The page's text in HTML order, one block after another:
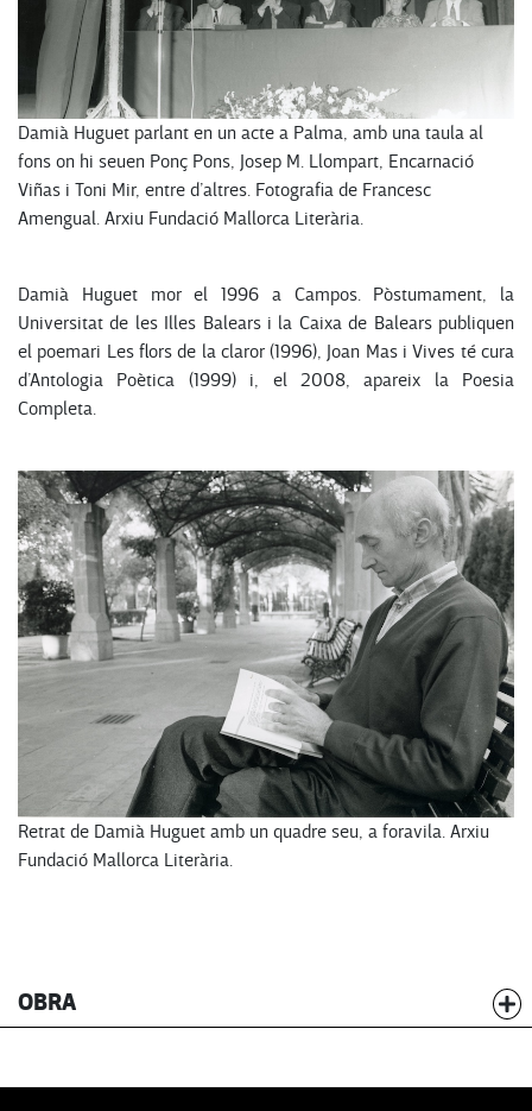
Damià Huguet parlant en un acte a Palma, amb una taula al
fons on hi seuen Ponç Pons, Josep M. Llompart, Encarnació
Viñas i Toni Mir, entre d’altres. Fotografia de Francesc
Amengual. Arxiu Fundació Mallorca Literària.
Damià Huguet mor el 1996 a Campos. Pòstumament, la
Universitat de les Illes Balears i la Caixa de Balears publiquen
el poemari Les flors de la claror (1996), Joan Mas i Vives té cura
d’Antologia Poètica (1999) i, el 2008, apareix la Poesia
Completa.
Retrat de Damià Huguet amb un quadre seu, a foravila. Arxiu
Fundació Mallorca Literària.
OBRA